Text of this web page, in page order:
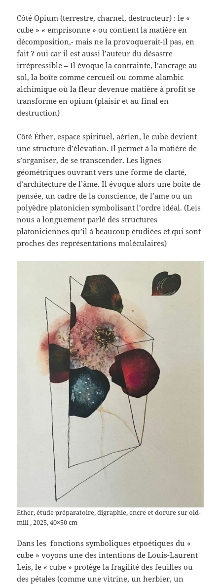
Côté Opium (terrestre, charnel, destructeur) : le «
cube » « emprisonne » ou contient la matière en
décomposition,- mais ne la provoquerait-il pas, en
fait ? oui car il est aussi l’auteur du désastre
irrépressible – Il évoque la contrainte, l’ancrage au
sol, la boîte comme cercueil ou comme alambic
alchimique où la fleur devenue matière à profit se
transforme en opium (plaisir et au final en
destruction)
Côté Éther, espace spirituel, aérien, le cube devient
une structure d’élévation. Il permet à la matière de
s’organiser, de se transcender. Les lignes
géométriques ouvrant vers une forme de clarté,
d’architecture de l’âme. Il évoque alors une boîte de
pensée, un cadre de la conscience, de l’ame ou un
polyèdre platonicien symbolisant l’ordre idéal. (Leis
nous a longuement parlé des structures
platoniciennes qu’il à beaucoup étudiées et qui sont
proches des représentations moléculaires)
Ether, étude préparatoire, digraphie, encre et dorure sur old-
mill , 2025, 40×50 cm
Dans les fonctions symboliques etpoétiques du «
cube » voyons une des intentions de Louis-Laurent
Leis, le « cube » protège la fragilité des feuilles ou
des pétales (comme une vitrine, un herbier, un